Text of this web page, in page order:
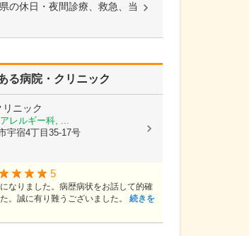
の休日・夜間診療、救急、当
る病院・クリニック
リニック
レルギー科, ...
宇宿4丁目35-17号
5
なりました。病歴病状をお話して的確
。誠に有り難うございました。 続きを